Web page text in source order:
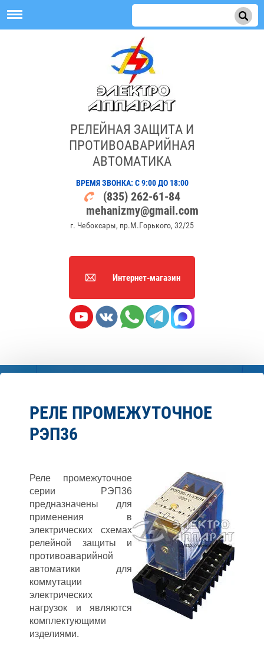
РЕЛЕЙНАЯ ЗАЩИТА И
ПРОТИВОАВАРИЙНАЯ
АВТОМАТИКА
ВРЕМЯ ЗВОНКА: С 9:00 ДО 18:00
(835) 262-61-84
mehanizmy@gmail.com
г. Чебоксары, пр.М.Горького, 32/25
Интернет-магазин
РЕЛЕ ПРОМЕЖУТОЧНОЕ
РЭП36
Реле промежуточное
серии РЭП36
предназначены для
применения в
электрических схемах
релейной защиты и
противоаварийной
автоматики для
коммутации
электрических
нагрузок и являются
комплектующими
изделиями.